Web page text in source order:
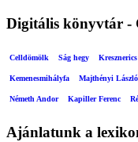
Digitális könyvtár -
Celldömölk Ság hegy
Kemenesmihályfa Majthényi László
Németh Andor Kapiller Ferenc
Ajánlatunk a